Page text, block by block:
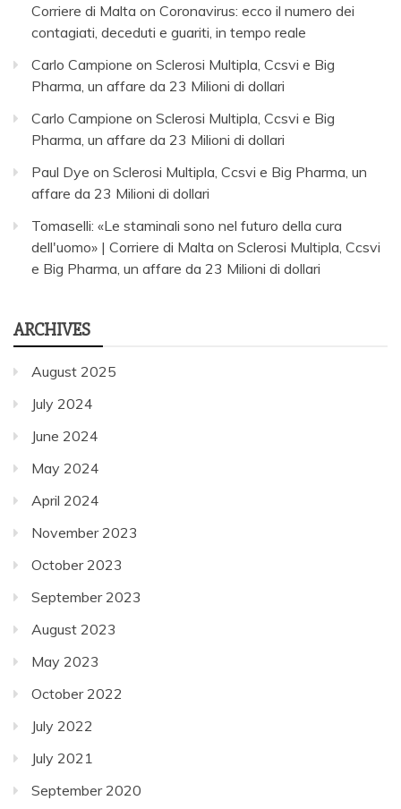
Corriere di Malta on Coronavirus: ecco il numero dei
contagiati, deceduti e guariti, in tempo reale
Carlo Campione on Sclerosi Multipla, Ccsvi e Big
Pharma, un affare da 23 Milioni di dollari
Carlo Campione on Sclerosi Multipla, Ccsvi e Big
Pharma, un affare da 23 Milioni di dollari
Paul Dye on Sclerosi Multipla, Ccsvi e Big Pharma, un
affare da 23 Milioni di dollari
Tomaselli: «Le staminali sono nel futuro della cura
dell'uomo» | Corriere di Malta on Sclerosi Multipla, Ccsvi
e Big Pharma, un affare da 23 Milioni di dollari
ARCHIVES
August 2025
July 2024
June 2024
May 2024
April 2024
November 2023
October 2023
September 2023
August 2023
May 2023
October 2022
July 2022
July 2021
September 2020